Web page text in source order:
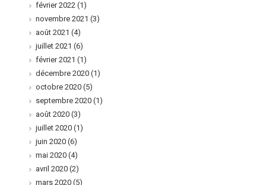
février 2022 (1)
novembre 2021 (3)
août 2021 (4)
juillet 2021 (6)
février 2021 (1)
décembre 2020 (1)
octobre 2020 (5)
septembre 2020 (1)
août 2020 (3)
juillet 2020 (1)
juin 2020 (6)
mai 2020 (4)
avril 2020 (2)
mars 2020 (5)